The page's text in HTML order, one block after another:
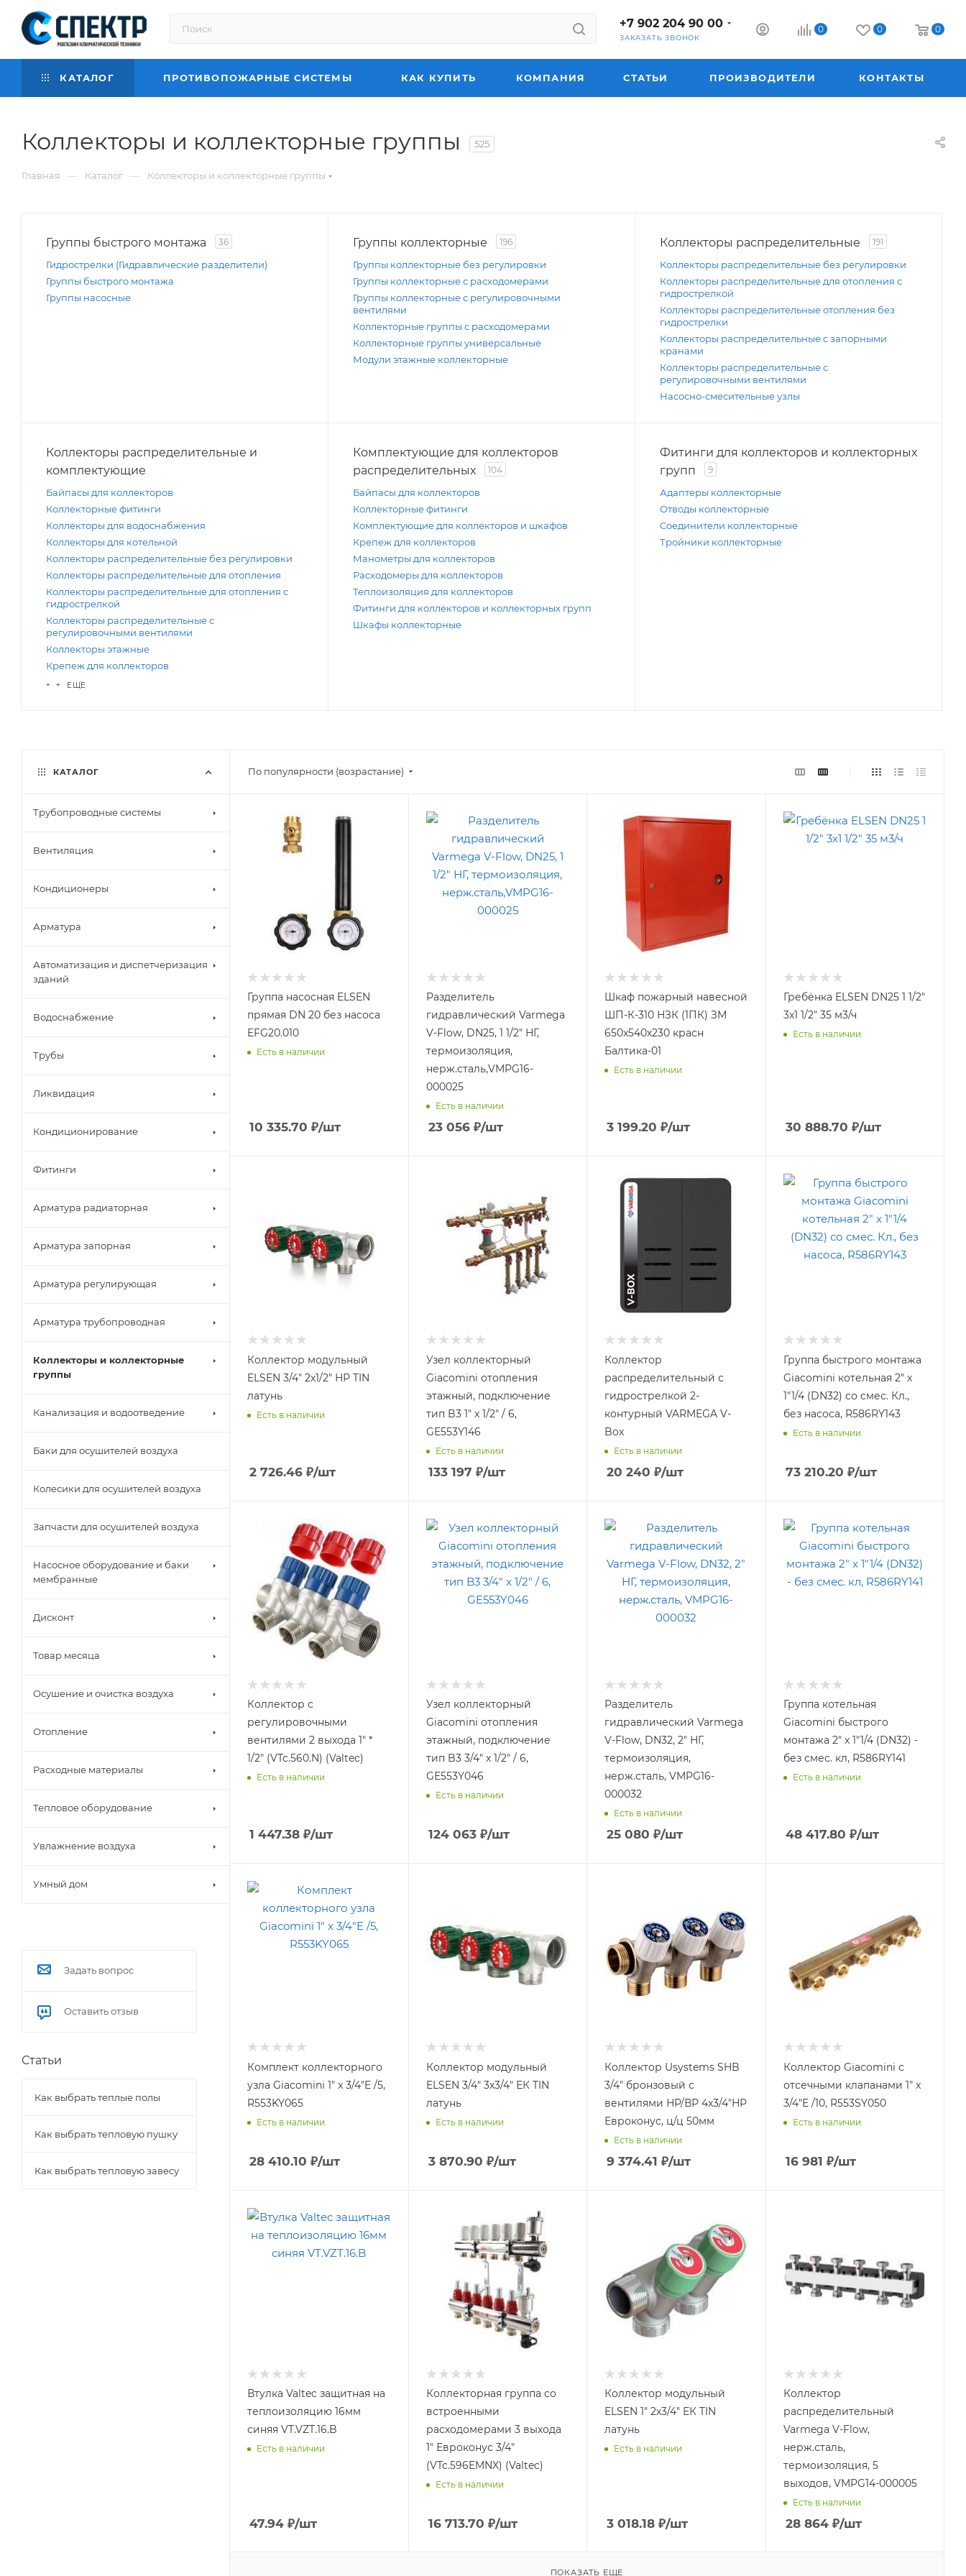
+7 902 204 90 00
ЗАКАЗАТЬ ЗВОНОК
0 0 0
КАТАЛОГ ПРОТИВОПОЖАРНЫЕ СИСТЕМЫ КАК КУПИТЬ КОМПАНИЯ СТАТЬИ ПРОИЗВОДИТЕЛИ КОНТАКТЫ
Коллекторы и коллекторные группы 525
Главная — Каталог — Коллекторы и коллекторные группы
Группы быстрого монтажа 36
Гидрострелки (Гидравлические разделители)
Группы быстрого монтажа
Группы насосные
Группы коллекторные 196
Группы коллекторные без регулировки
Группы коллекторные с расходомерами
Группы коллекторные с регулировочными
вентилями
Коллекторные группы с расходомерами
Коллекторные группы универсальные
Модули этажные коллекторные
Коллекторы распределительные 191
Коллекторы распределительные без регулировки
Коллекторы распределительные для отопления с
гидрострелкой
Коллекторы распределительные отопления без
гидрострелки
Коллекторы распределительные с запорными
кранами
Коллекторы распределительные с
регулировочными вентилями
Насосно-смесительные узлы
Коллекторы распределительные и
комплектующие
Байпасы для коллекторов
Коллекторные фитинги
Коллекторы для водоснабжения
Коллекторы для котельной
Коллекторы распределительные без регулировки
Коллекторы распределительные для отопления
Коллекторы распределительные для отопления с
гидрострелкой
Коллекторы распределительные с
регулировочными вентилями
Коллекторы этажные
Крепеж для коллекторов
+ + ЕЩЕ
Комплектующие для коллекторов
распределительных
104
Байпасы для коллекторов
Коллекторные фитинги
Комплектующие для коллекторов и шкафов
Крепеж для коллекторов
Манометры для коллекторов
Расходомеры для коллекторов
Теплоизоляция для коллекторов
Фитинги для коллекторов и коллекторных групп
Шкафы коллекторные
Фитинги для коллекторов и коллекторных
групп
9
Адаптеры коллекторные
Отводы коллекторные
Соединители коллекторные
Тройники коллекторные
По популярности (возрастание)
Группа насосная ELSEN
прямая DN 20 без насоса
EFG20.010
Есть в наличии
10 335.70 ₽/шт
Разделитель
гидравлический Varmega
V-Flow, DN25, 1 1/2" НГ,
термоизоляция,
нерж.сталь,VMPG16-
000025
Есть в наличии
23 056₽/шт
Шкаф пожарный навесной
ШП-К-310 НЗК (1ПК) ЗМ
650х540х230 красн
Балтика-01
Есть в наличии
3 199.20 ₽/шт
Гребёнка ELSEN DN25 1 1/2"
3х1 1/2" 35 м3/ч
Есть в наличии
30 888.70 ₽/шт
Коллектор модульный
ELSEN 3/4" 2х1/2" НР TIN
латунь
Есть в наличии
2 726.46 ₽/шт
Узел коллекторный
Giacomini отопления
этажный, подключение
тип B3 1" x 1/2" / 6,
GE553Y146
Есть в наличии
133 197 ₽/шт
Коллектор
распределительный с
гидрострелкой 2-
контурный VARMEGA V-
Box
Есть в наличии
20 240 ₽/шт
Группа быстрого монтажа
Giacomini котельная 2" x
1"1/4 (DN32) со смес. Кл.,
без насоса, R586RY143
Есть в наличии
73 210.20 ₽/шт
Коллектор с
регулировочными
вентилями 2 выхода 1" *
1/2" (VTc.560.N) (Valtec)
Есть в наличии
1 447.38 ₽/шт
Узел коллекторный
Giacomini отопления
этажный, подключение
тип B3 3/4" x 1/2" / 6,
GE553Y046
Есть в наличии
124 063₽/шт
Разделитель
гидравлический Varmega
V-Flow, DN32, 2" НГ,
термоизоляция,
нерж.сталь, VMPG16-
000032
Есть в наличии
25 080 ₽/шт
Группа котельная
Giacomini быстрого
монтажа 2" x 1"1/4 (DN32) -
без смес. кл, R586RY141
Есть в наличии
48 417.80 ₽/шт
Комплект коллекторного
узла Giacomini 1" x 3/4"E /5,
R553KY065
Есть в наличии
28 410.10 ₽/шт
Коллектор модульный
ELSEN 3/4" 3х3/4" ЕК TIN
латунь
Есть в наличии
3 870.90 ₽/шт
Коллектор Usystems SHB
3/4" бронзовый с
вентилями НР/ВР 4x3/4"НР
Евроконус, ц/ц 50мм
Есть в наличии
9 374.41 ₽/шт
Коллектор Giacomini с
отсечными клапанами 1" x
3/4"E /10, R553SY050
Есть в наличии
16 981 ₽/шт
Втулка Valtec защитная на
теплоизоляцию 16мм
синяя VT.VZT.16.B
Есть в наличии
47.94 ₽/шт
Коллекторная группа со
встроенными
расходомерами 3 выхода
1" Евроконус 3/4"
(VTc.596EMNX) (Valtec)
Есть в наличии
16 713.70 ₽/шт
Коллектор модульный
ELSEN 1" 2х3/4" ЕК TIN
латунь
Есть в наличии
3 018.18 ₽/шт
Коллектор
распределительный
Varmega V-Flow,
нерж.сталь,
термоизоляция, 5
выходов, VMPG14-000005
Есть в наличии
28 864₽/шт
ПОКАЗАТЬ ЕЩЕ
КАТАЛОГ
Трубопроводные системы
Вентиляция
Кондиционеры
Арматура
Автоматизация и диспетчеризация
зданий
Водоснабжение
Трубы
Ликвидация
Кондиционирование
Фитинги
Арматура радиаторная
Арматура запорная
Арматура регулирующая
Арматура трубопроводная
Коллекторы и коллекторные
группы
Канализация и водоотведение
Баки для осушителей воздуха
Колесики для осушителей воздуха
Запчасти для осушителей воздуха
Насосное оборудование и баки
мембранные
Дисконт
Товар месяца
Осушение и очистка воздуха
Отопление
Расходные материалы
Тепловое оборудование
Увлажнение воздуха
Умный дом
Задать вопрос
Оставить отзыв
Статьи
Как выбрать теплые полы
Как выбрать тепловую пушку
Как выбрать тепловую завесу